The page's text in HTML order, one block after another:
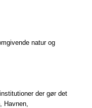
natur og
der gør det
Havnen,